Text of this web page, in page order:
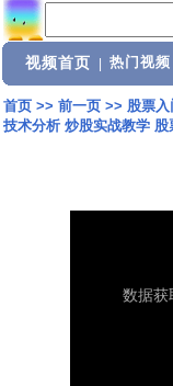
视频首页 热门视频
首页>> 前一页>> 股票
技术分析 炒股实战教学 股